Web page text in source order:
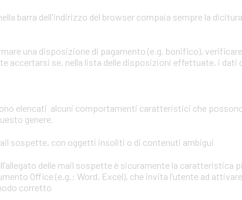
barra dell'indirizzo del browser compaia sempre la
una disposizione di pagamento (e.g. bonifico),
accertarsi se, nella lista delle disposizioni effettuate, i
elencati alcuni comportamenti caratteristici che
genere.
sospette, con oggetti insoliti o di contenuti ambigui
delle mail sospette è sicuramente la
Office (e.g.: Word, Excel), che invita l’utente ad
corretto